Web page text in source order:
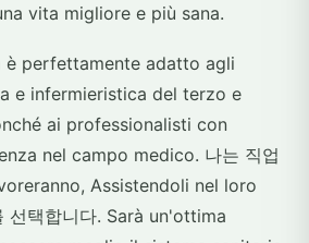
vita migliore e più sana.
è perfettamente adatto agli
e infermieristica del terzo e
ai professionalisti con
nel campo medico. 나는 직업
Assistendoli nel loro
택합니다. Sarà un'ottima